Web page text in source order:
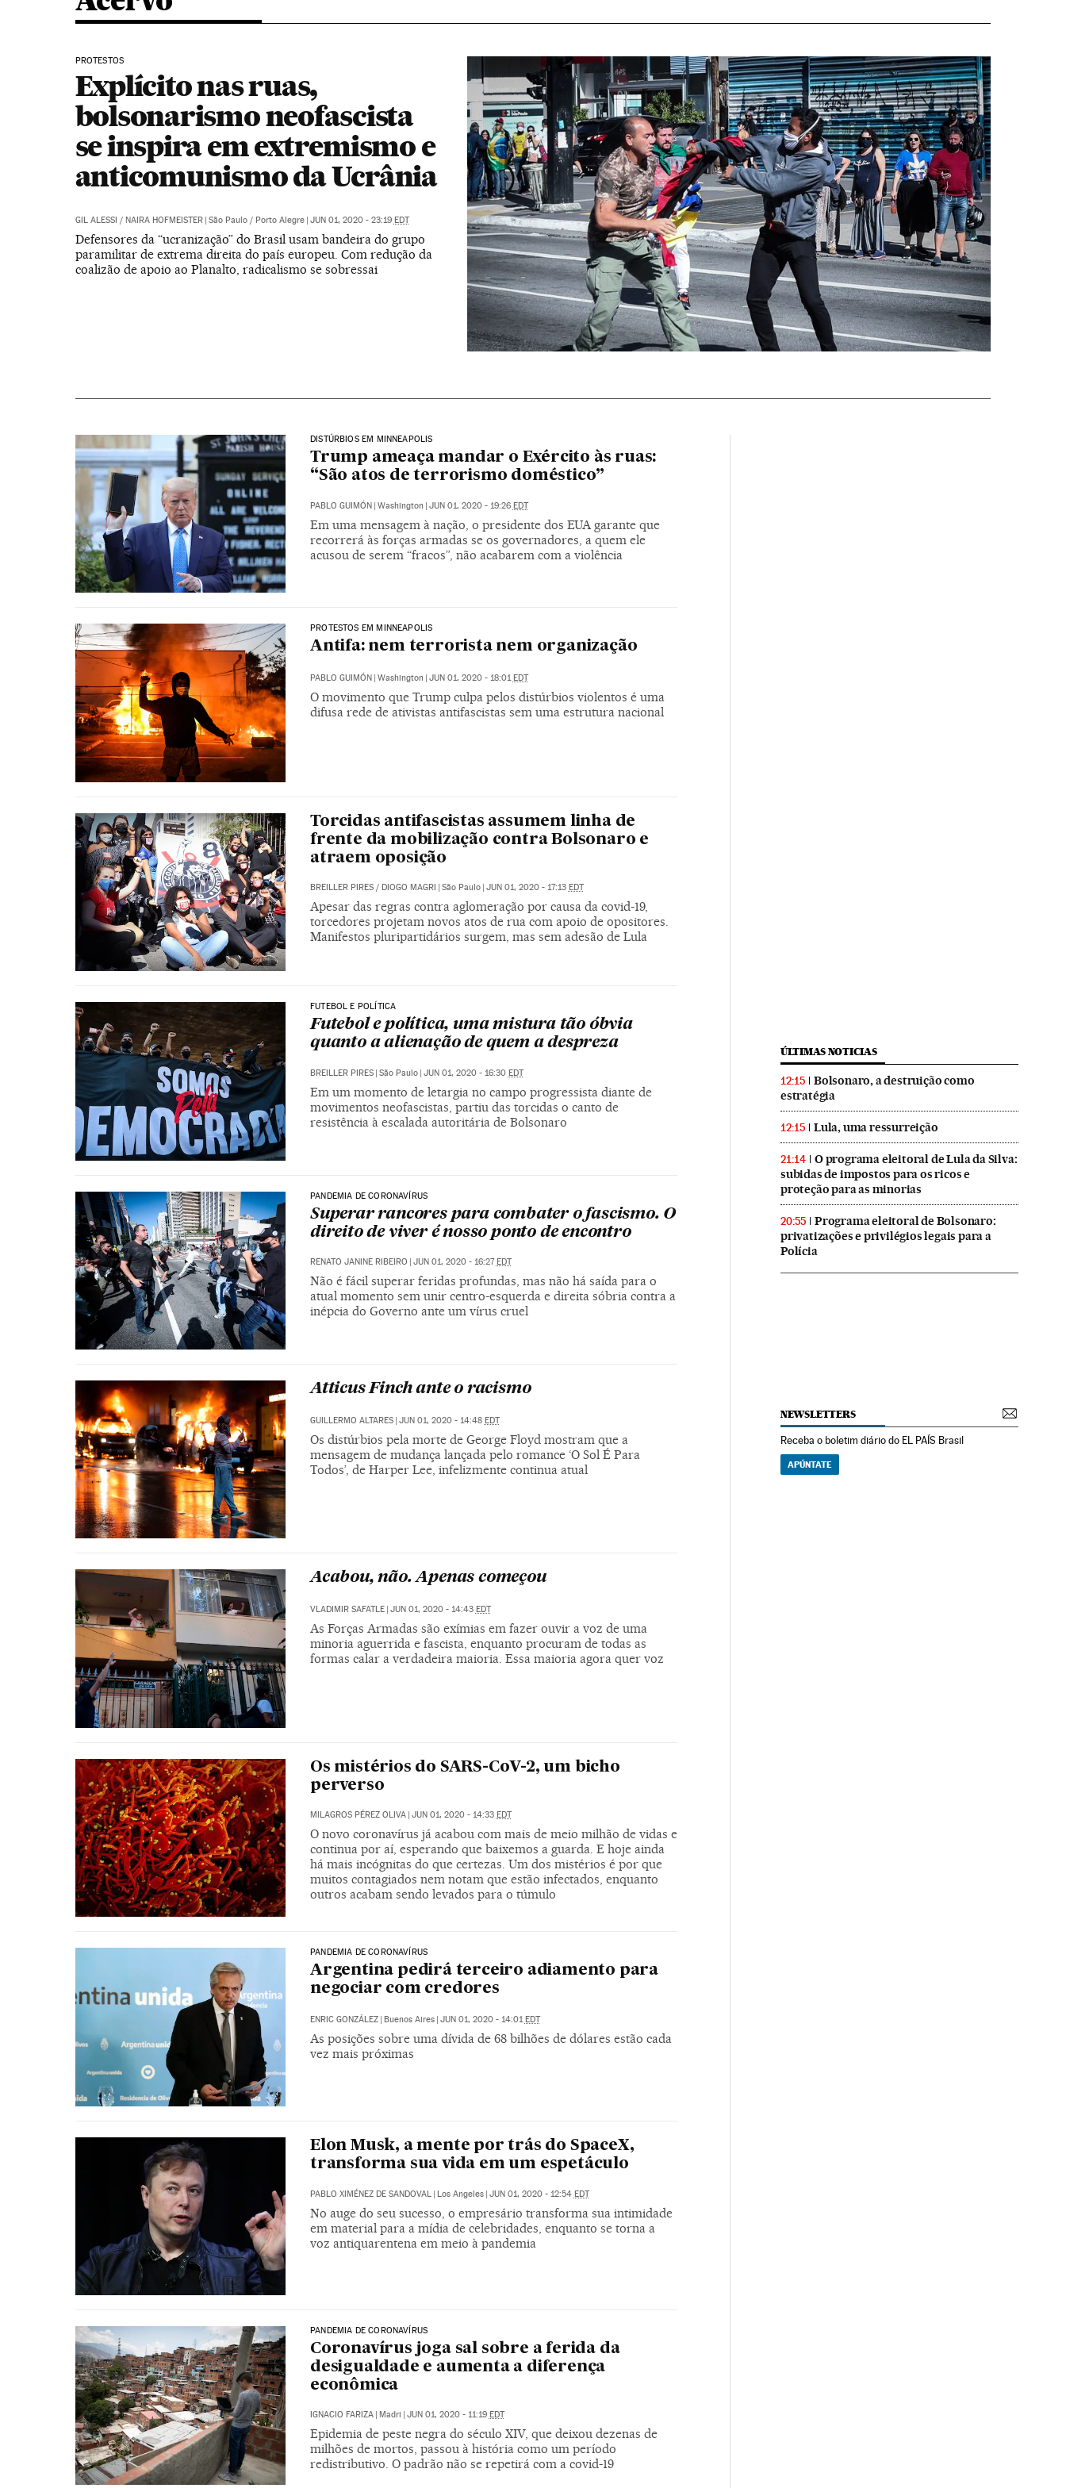
PROTESTOS
Explícito nas ruas,
bolsonarismo neofascista
se inspira em extremismo e
anticomunismo da Ucrânia
GIL ALESSI / NAIRA HOFMEISTER | São Paulo / Porto Alegre | JUN 01, 2020 - 23:19 EDT
Defensores da “ucranização” do Brasil usam bandeira do grupo
paramilitar de extrema direita do país europeu. Com redução da
coalizão de apoio ao Planalto, radicalismo se sobressai
DISTÚRBIOS EM MINNEAPOLIS
Trump ameaça mandar o Exército às ruas:
“São atos de terrorismo doméstico”
PABLO GUIMÓN | Washington | JUN 01, 2020 - 19:26 EDT
Em uma mensagem à nação, o presidente dos EUA garante que
recorrerá às forças armadas se os governadores, a quem ele
acusou de serem “fracos”, não acabarem com a violência
PROTESTOS EM MINNEAPOLIS
Antifa: nem terrorista nem organização
PABLO GUIMÓN Washington JUN 01, 2020 - 18:01 EDT
O movimento que Trump culpa pelos distúrbios violentos é uma
difusa rede de ativistas antifascistas sem uma estrutura nacional
Torcidas antifascistas assumem linha de
frente da mobilização contra Bolsonaro e
atraem oposição
BREILLER PIRES/ DIOGO MAGRI São Paulo JUN 01, 2020 - 17:13 EDT
Apesar das regras contra aglomeração por causa da covid-19,
torcedores projetam novos atos de rua com apoio de opositores.
Manifestos pluripartidários surgem, mas sem adesão de Lula
FUTEBOL E POLÍTICA
Futebol e política, uma mistura tão óbvia
quanto a alienação de quem a despreza
BREILLER PIRES São Paulo JUN 01, 2020 - 16:30 EDT
Em um momento de letargia no campo progressista diante de
movimentos neofascistas, partiu das torcidas o canto de
resistência à escalada autoritária de Bolsonaro
PANDEMIA DE CORONAVÍRUS
Superar rancores para combater o fascismo. O
direito de viver é nosso ponto de encontro
RENATO JANINE RIBEIRO JUN 01, 2020 - 16:27 EDT
Não é fácil superar feridas profundas, mas não há saída para o
atual momento sem unir centro-esquerda e direita sóbria contra a
inépcia do Governo ante um vírus cruel
Atticus Finch ante o racismo
GUILLERMO ALTARES | JUN 01, 2020 - 14:48 EDT
Os distúrbios pela morte de George Floyd mostram que a
mensagem de mudança lançada pelo romance ‘O Sol É Para
Todos’, de Harper Lee, infelizmente continua atual
Acabou, não. Apenas começou
VLADIMIR SAFATLE JUN 01, 2020 - 14:43 EDT
As Forças Armadas são exímias em fazer ouvir a voz de uma
minoria aguerrida e fascista, enquanto procuram de todas as
formas calar a verdadeira maioria. Essa maioria agora quer voz
Os mistérios do SARS-CoV-2, um bicho
perverso
MILAGROS PÉREZ OLIVA | JUN 01, 2020 - 14:33 EDT
O novo coronavírus já acabou com mais de meio milhão de vidas e
continua por aí, esperando que baixemos a guarda. E hoje ainda
há mais incógnitas do que certezas. Um dos mistérios é por que
muitos contagiados nem notam que estão infectados, enquanto
outros acabam sendo levados para o túmulo
PANDEMIA DE CORONAVÍRUS
Argentina pedirá terceiro adiamento para
negociar com credores
ENRIC GONZÁLEZ Buenos Aires JUN 01, 2020 - 14:01 EDT
As posições sobre uma dívida de 68 bilhões de dólares estão cada
vez mais próximas
Elon Musk, a mente por trás do SpaceX,
transforma sua vida em um espetáculo
PABLO XIMÉNEZ DE SANDOVAL Los Angeles JUN 01, 2020 - 12:54 EDT
No auge do seu sucesso, o empresário transforma sua intimidade
em material para a mídia de celebridades, enquanto se torna a
voz antiquarentena em meio à pandemia
PANDEMIA DE CORONAVÍRUS
Coronavírus joga sal sobre a ferida da
desigualdade e aumenta a diferença
econômica
IGNACIO FARIZA | Madri | JUN 01, 2020 - 11:19 EDT
Epidemia de peste negra do século XIV, que deixou dezenas de
milhões de mortos, passou à história como um período
redistributivo. O padrão não se repetirá com a covid-19
ÚLTIMAS NOTICIAS
12:15
Bolsonaro, a destruição como
estratégia
12:15 Lula, uma ressurreição
21:14
O programa eleitoral de Lula da Silva:
subidas de impostos para os ricos e
proteção para as minorias
20:55
Programa eleitoral de Bolsonaro:
privatizações e privilégios legais para a
Polícia
NEWSLETTERS
Receba o boletim diário do EL PAÍS Brasil
APÚNTATE